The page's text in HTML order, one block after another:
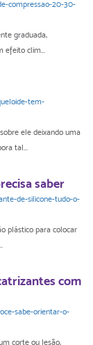
compressao-20-30-
graduada,
efeito clim...
tem-
ele deixando uma
tal...
saber
de-silicone-tudo-o-
plástico para colocar
com
sabe-orientar-o-
corte ou lesão,